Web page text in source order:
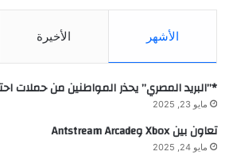
الأشهر الأخيرة
*”البريد المصري” يحذر المواطنين من حملات
مايو 23, 2025
تعاون بين Xbox وAntstream Arcade
مايو 24, 2025